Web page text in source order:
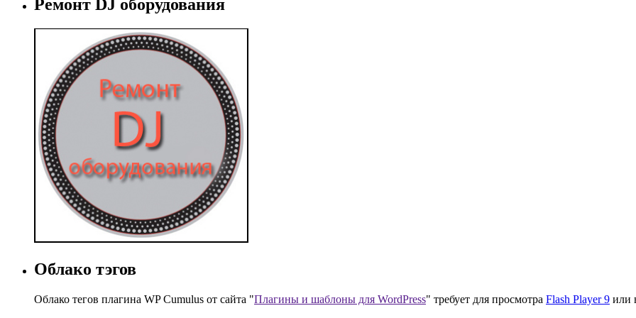
Ремонт DJ оборудования
Облако тэгов
Облако тегов плагина WP Cumulus от сайта "Плагины и шаблоны для WordPress" требует для просмотра Flash Player 9 или